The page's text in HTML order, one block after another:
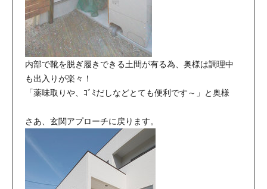
内部で靴を脱ぎ履きできる土間が有る為、奥様は調理中
も出入りが楽々！
「薬味取りや、ｺﾞﾐだしなどとても便利です～」と奥様
さあ、玄関アプローチに戻ります。